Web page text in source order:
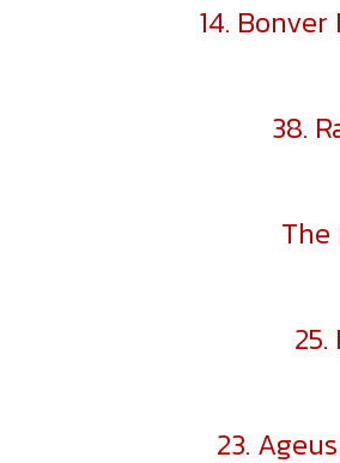
14. Bonver
38.
The
25.
23.